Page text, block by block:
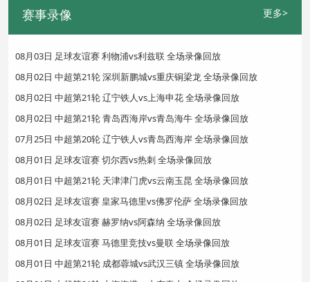
赛事录像 更多>
08月03日 足球友谊赛 利物浦vs利兹联 全场录像回放
08月02日 中超第21轮 深圳新鹏城vs重庆铜梁龙 全场录像回放
08月02日 中超第21轮 辽宁铁人vs上海申花 全场录像回放
08月02日 中超第21轮 青岛西海岸vs青岛海牛 全场录像回放
07月25日 中超第20轮 辽宁铁人vs青岛西海岸 全场录像回放
08月01日 足球友谊赛 切尔西vs热刺 全场录像回放
08月01日 中超第21轮 天津津门虎vs云南玉昆 全场录像回放
08月02日 足球友谊赛 皇家马德里vs佛罗伦萨 全场录像回放
08月02日 足球友谊赛 赫罗纳vs阿森纳 全场录像回放
08月01日 足球友谊赛 马德里竞技vs曼联 全场录像回放
08月01日 中超第21轮 成都蓉城vs武汉三镇 全场录像回放